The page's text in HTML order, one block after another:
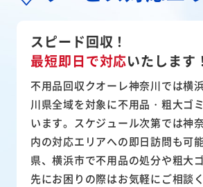
スピード回収！
最短即日で対応いたします！
不用品回収クオーレ神奈川では横
川県全域を対象に不用品・粗大ゴ
います。スケジュール次第では神
内の対応エリアへの即日訪問も可
県、横浜市で不用品の処分や粗大
先にお困りの際はお気軽にご相談く